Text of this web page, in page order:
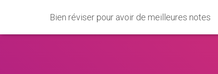
Bien réviser pour avoir de meilleures notes